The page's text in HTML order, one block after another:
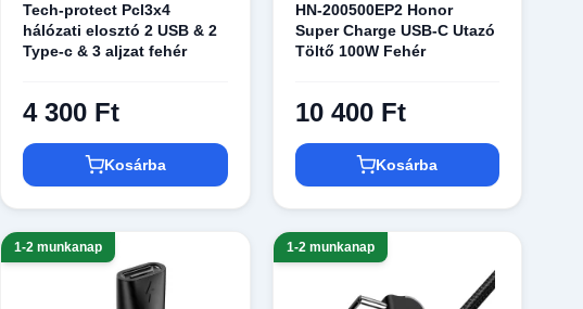
Tech-protect Pcl3x4
hálózati elosztó 2 USB & 2
Type-c & 3 aljzat fehér
4 300 Ft
Kosárba
HN-200500EP2 Honor
Super Charge USB-C Utazó
Töltő 100W Fehér
10 400 Ft
Kosárba
1-2 munkanap 1-2 munkanap